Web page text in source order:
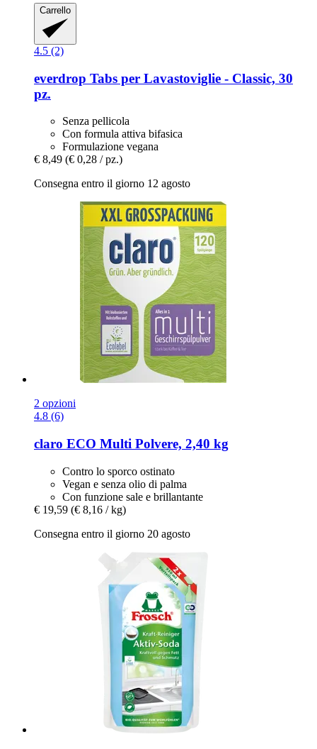
Carrello
4.5 (2)
everdrop Tabs per Lavastoviglie -​ Classic, 30
pz.
Senza pellicola
Con formula attiva bifasica
Formulazione vegana
€ 8,49 (€ 0,28 / pz.)
Consegna entro il giorno 12 agosto
2 opzioni
4.8 (6)
claro ECO Multi Polvere, 2,40 kg
Contro lo sporco ostinato
Vegan e senza olio di palma
Con funzione sale e brillantante
€ 19,59 (€ 8,16 / kg)
Consegna entro il giorno 20 agosto